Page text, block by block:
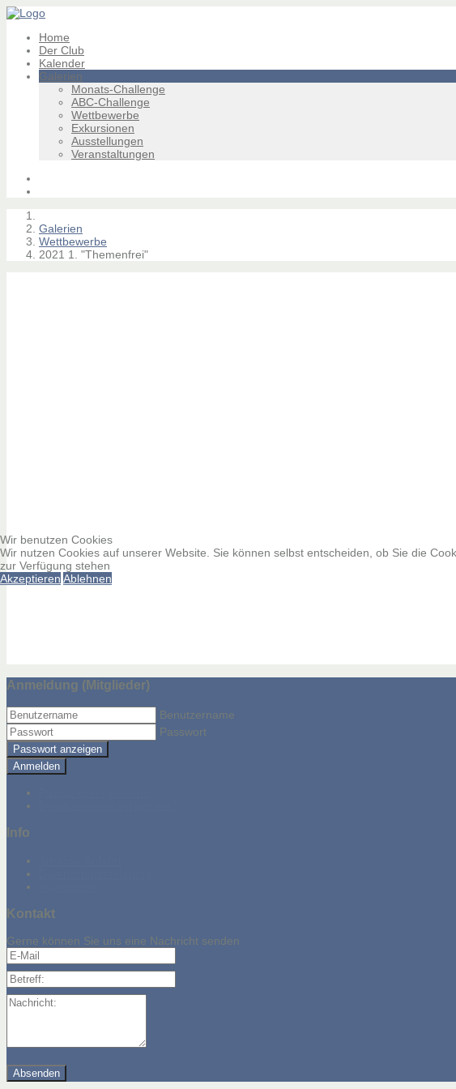
Home
Der Club
Kalender
Galerien
Monats-Challenge
ABC-Challenge
Wettbewerbe
Exkursionen
Ausstellungen
Veranstaltungen
Galerien
Wettbewerbe
2021 1. "Themenfrei"
Anmeldung (Mitglieder)
Benutzername
Passwort
Passwort anzeigen
Anmelden
Info
Kontakt
Gerne können Sie uns eine Nachricht senden
E-Mail
Betreff:
Nachricht:
Wir benutzen Cookies
Wir nutzen Cookies auf unserer Website. Sie können selbst entscheiden, ob Sie die
zur Verfügung stehen
Akzeptieren Ablehnen